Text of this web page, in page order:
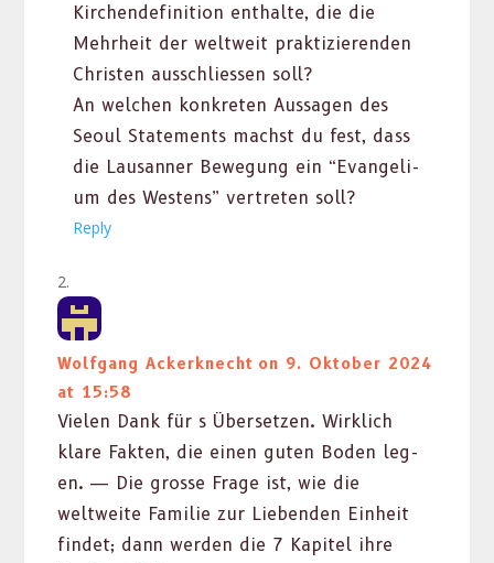
Kirchen­de­f­i­n­i­tion enthalte, die die
Mehrheit der weltweit prak­tizieren­den
Chris­ten auss­chliessen soll?
An welchen konkreten Aus­sagen des
Seoul State­ments machst du fest, dass
die Lau­san­ner Bewe­gung ein “Evan­geli­
um des West­ens” vertreten soll?
Reply
Wolfgang Ackerknecht on 9. Oktober 2024
at 15:58
Vie­len Dank für s Über­set­zen. Wirk­lich
klare Fak­ten, die einen guten Boden leg­
en. — Die grosse Frage ist, wie die
weltweite Fam­i­lie zur Lieben­den Ein­heit
find­et; dann wer­den die 7 Kapi­tel ihre